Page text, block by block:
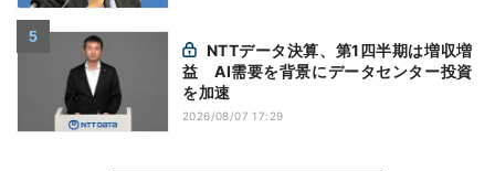
益 AI需要を背景にデータセンター投資
を加速
2026/08/07 17:29